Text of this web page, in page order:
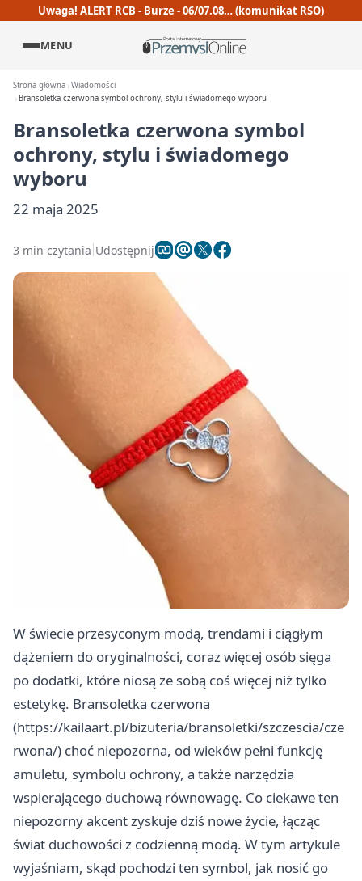
Uwaga! ALERT RCB - Burze - 06/07.08… (komunikat RSO)
MENU
Strona główna Wiadomości
Bransoletka czerwona symbol ochrony, stylu i świadomego wyboru
Bransoletka czerwona symbol
ochrony, stylu i świadomego
wyboru
22 maja 2025
3 min czytania Udostępnij
W świecie przesyconym modą, trendami i ciągłym
dążeniem do oryginalności, coraz więcej osób sięga
po dodatki, które niosą ze sobą coś więcej niż tylko
estetykę. Bransoletka czerwona
(https://kailaart.pl/bizuteria/bransoletki/szczescia/cze
rwona/) choć niepozorna, od wieków pełni funkcję
amuletu, symbolu ochrony, a także narzędzia
wspierającego duchową równowagę. Co ciekawe ten
niepozorny akcent zyskuje dziś nowe życie, łącząc
świat duchowości z codzienną modą. W tym artykule
wyjaśniam, skąd pochodzi ten symbol, jak nosić go